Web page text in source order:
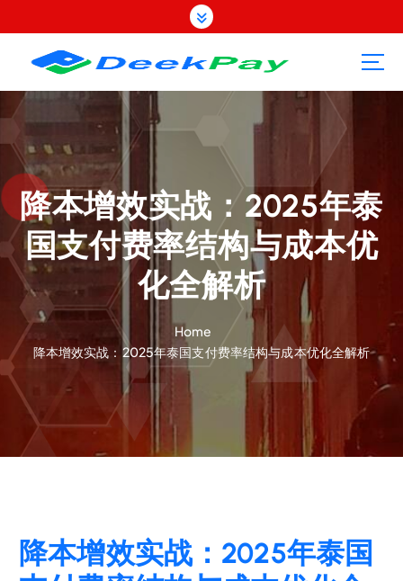
k
t
t
e
t
降本增效实战：2025年泰
国支付费率结构与成本优
化全解析
Home
降本增效实战：2025年泰国支付费率结构与成本优化全解析
降本增效实战：2025年泰国